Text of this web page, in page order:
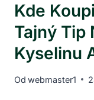
Kde
Tajný Tip
Kyselinu
Od webmaster1